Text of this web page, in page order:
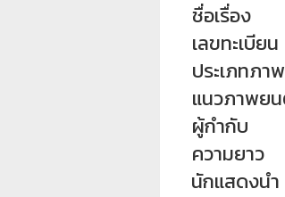
ชื่อเรื่อง
เลขทะเบียน
ประเภทภา
แนวภาพย
ผู้กำกับ
ความยาว
นักแสดงนำ